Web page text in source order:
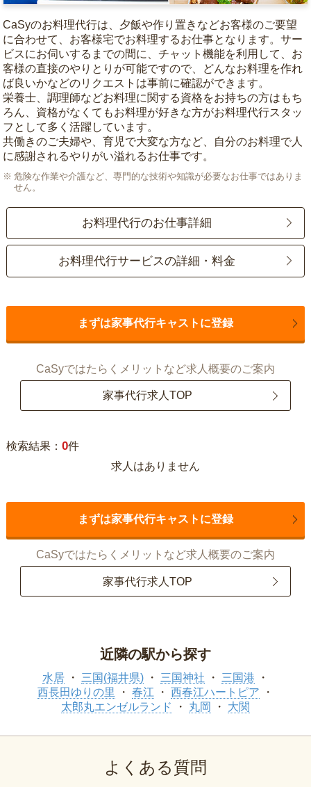
CaSyのお料理代行は、夕飯や作り置きなどお客様のご要望
に合わせて、お客様宅でお料理するお仕事となります。サー
ビスにお伺いするまでの間に、チャット機能を利用して、お
客様の直接のやりとりが可能ですので、どんなお料理を作れ
ば良いかなどのリクエストは事前に確認ができます。
栄養士、調理師などお料理に関する資格をお持ちの方はもち
ろん、資格がなくてもお料理が好きな方がお料理代行スタッ
フとして多く活躍しています。
共働きのご夫婦や、育児で大変な方など、自分のお料理で人
に感謝されるやりがい溢れるお仕事です。
危険な作業や介護など、専門的な技術や知識が必要なお仕事ではありま
せん。
お料理代行のお仕事詳細
お料理代行サービスの詳細・料金
まずは家事代行キャストに登録
CaSyではたらくメリットなど求人概要のご案内
家事代行求人TOP
検索結果： 0件
求人はありません
まずは家事代行キャストに登録
CaSyではたらくメリットなど求人概要のご案内
家事代行求人TOP
近隣の駅から探す
水居 三国(福井県) 三国神社
三国港
西長田ゆりの里
春江
西春江ハートピア
太郎丸エンゼルランド
丸岡 大関
よくある質問